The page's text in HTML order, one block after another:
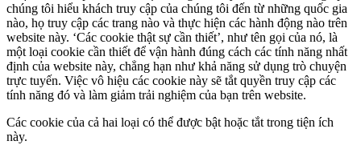
chúng tôi hiểu khách truy cập của chúng tôi đến từ những quốc gia
nào, họ truy cập các trang nào và thực hiện các hành động nào trên
website này. ‘Các cookie thật sự cần thiết’, như tên gọi của nó, là
một loại cookie cần thiết để vận hành đúng cách các tính năng nhất
định của website này, chẳng hạn như khả năng sử dụng trò chuyện
trực tuyến. Việc vô hiệu các cookie này sẽ tắt quyền truy cập các
tính năng đó và làm giảm trải nghiệm của bạn trên website.
Các cookie của cả hai loại có thể được bật hoặc tắt trong tiện ích
này.